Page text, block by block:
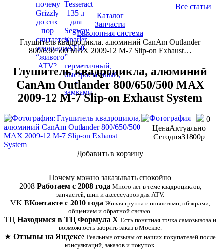
Все статьи
Каталог
Запчасти
Выхлопная система
Глушитель квадроцикла, алюминий CanAm Outlander
800/650/500 MAX 2009-12 M-7 Slip-on Exhaust…
Глушитель квадроцикла, алюминий
CanAm Outlander 800/650/500 MAX
2009-12 M-7 Slip-on Exhaust System
0
ЦенаАктуально
Сегодня31800p
Добавить в корзину
Почему можно заказывать спокойно
2008 Работаем с 2008 года Много лет в теме квадроциклов,
запчастей, шин и аксессуаров для ATV.
VK ВКонтакте с 2010 года Живая группа с новостями, обзорами,
общением и обратной связью.
ТЦ Находимся в ТЦ Формула Х Есть понятная точка самовывоза и
возможность забрать заказ в Москве.
★ Отзывы на Яндексе Реальные отзывы от наших покупателей после
консультаций, заказов и покупок.